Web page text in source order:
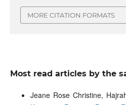
MORE CITATION FORMATS
Most read articles by the
Jeane Rose Christine,